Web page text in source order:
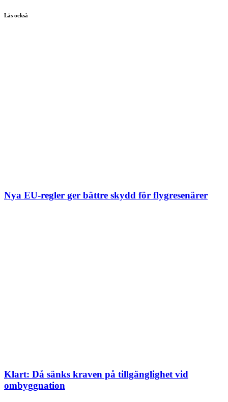
Läs också
Nya EU-regler ger bättre skydd för flygresenärer
Klart: Då sänks kraven på tillgänglighet vid
ombyggnation